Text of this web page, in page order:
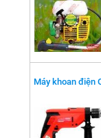
Máy khoan